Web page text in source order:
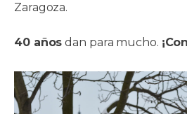
Zaragoza.
40 años dan para mucho.